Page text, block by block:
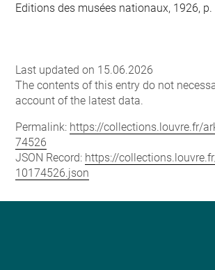
Editions des musées nationaux, 1926, p.
Last updated on 15.06.2026
The contents of this entry do not
account of the latest data.
Permalink: https://collections.louvre.fr/
74526
JSON Record: https://
10174526.json